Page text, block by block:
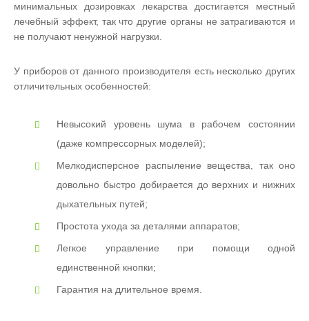
минимальных дозировках лекарства достигается местный
лечебный эффект, так что другие органы не затрагиваются и
не получают ненужной нагрузки.
У приборов от данного производителя есть несколько других
отличительных особенностей:
Невысокий уровень шума в рабочем состоянии
(даже компрессорных моделей);
Мелкодисперсное распыление вещества, так оно
довольно быстро добирается до верхних и нижних
дыхательных путей;
Простота ухода за деталями аппаратов;
Легкое управление при помощи одной
единственной кнопки;
Гарантия на длительное время.